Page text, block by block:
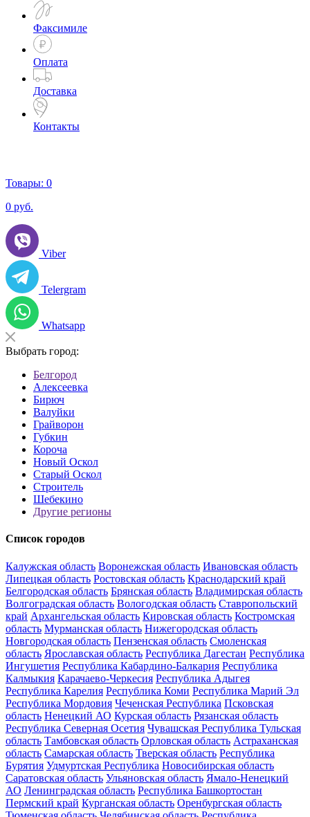
Факсимиле
Оплата
Доставка
Контакты
Товары: 0
0 руб.
Viber
Telergram
Whatsapp
Выбрать город:
Белгород
Алексеевка
Бирюч
Валуйки
Грайворон
Губкин
Короча
Новый Оскол
Старый Оскол
Строитель
Шебекино
Другие регионы
Список городов
Калужская область Воронежская область Ивановская область
Липецкая область Ростовская область Краснодарский край
Белгородская область Брянская область Владимирская область
Волгоградская область Вологодская область Ставропольский
край Архангельская область Кировская область Костромская
область Мурманская область Нижегородская область
Новгородская область Пензенская область Смоленская
область Ярославская область Республика Дагестан Республика
Ингушетия Республика Кабардино-Балкария Республика
Калмыкия Карачаево-Черкесия Республика Адыгея
Республика Карелия Республика Коми Республика Марий Эл
Республика Мордовия Чеченская Республика Псковская
область Ненецкий АО Курская область Рязанская область
Республика Северная Осетия Чувашская Республика Тульская
область Тамбовская область Орловская область Астраханская
область Самарская область Тверская область Республика
Бурятия Удмуртская Республика Новосибирская область
Саратовская область Ульяновская область Ямало-Ненецкий
АО Ленинградская область Республика Башкортостан
Пермский край Курганская область Оренбургская область